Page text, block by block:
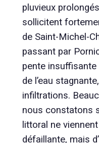
pluvieux
sollicitent
de Saint-Michel-
passant par
pente
de l’eau
infiltrations.
nous constatons
littoral ne
défaillante, mais